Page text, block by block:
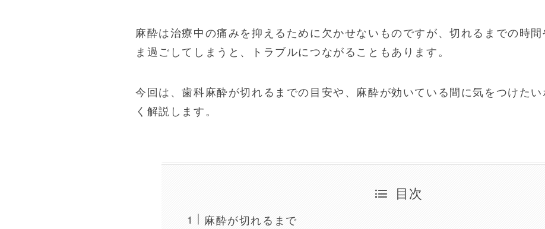
麻酔は治療中の痛みを抑えるために欠かせないものですが、切れるまでの時
ま過ごしてしまうと、トラブルにつながることもあります。
今回は、歯科麻酔が切れるまでの目安や、麻酔が効いている間に気をつけた
く解説します。
目次
麻酔が切れるまで